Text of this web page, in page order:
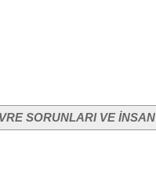
SORUNLARI VE İNSAN